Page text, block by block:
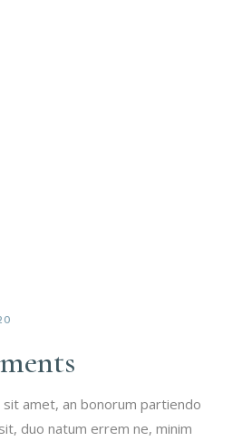
amet, an bonorum partiendo
duo natum errem ne, minim